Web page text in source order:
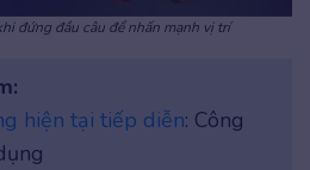
đứng đầu câu để nhấn mạnh vị trí
hiện tại tiếp diễn: Công